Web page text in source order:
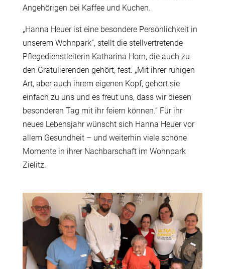
Angehörigen bei Kaffee und Kuchen.
„Hanna Heuer ist eine besondere Persönlichkeit in
unserem Wohnpark”, stellt die stellvertretende
Pflegedienstleiterin Katharina Horn, die auch zu
den Gratulierenden gehört, fest. „Mit ihrer ruhigen
Art, aber auch ihrem eigenen Kopf, gehört sie
einfach zu uns und es freut uns, dass wir diesen
besonderen Tag mit ihr feiern können.” Für ihr
neues Lebensjahr wünscht sich Hanna Heuer vor
allem Gesundheit – und weiterhin viele schöne
Momente in ihrer Nachbarschaft im Wohnpark
Zielitz.